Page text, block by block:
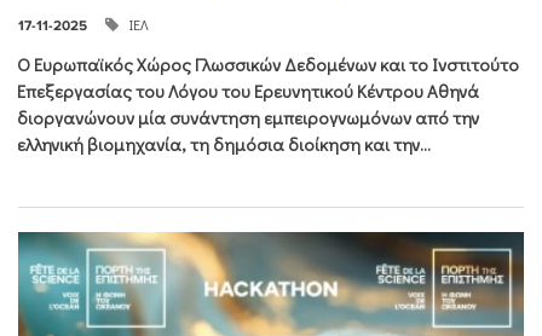
17-11-2025 ΙΕΛ
Ο Ευρωπαϊκός Χώρος Γλωσσικών Δεδομένων και το Ινστιτούτο
Επεξεργασίας του Λόγου του Ερευνητικού Κέντρου Αθηνά
διοργανώνουν μία συνάντηση εμπειρογνωμόνων από την
ελληνική βιομηχανία, τη δημόσια διοίκηση και την...